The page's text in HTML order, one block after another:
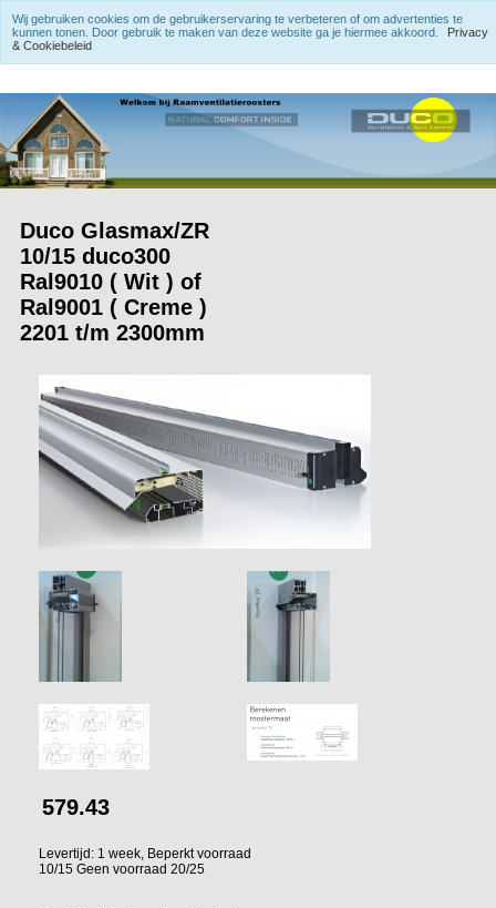
Duco Glasmax/ZR
10/15 duco300
Ral9010 ( Wit ) of
Ral9001 ( Creme )
2201 t/m 2300mm
579.43
Levertijd: 1 week, Beperkt voorraad
10/15 Geen voorraad 20/25
Wij gebruiken cookies om de gebruikerservaring te verbeteren of om advertenties te
kunnen tonen. Door gebruik te maken van deze website ga je hiermee akkoord.
Privacy
& Cookiebeleid